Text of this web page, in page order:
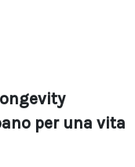
per una vita